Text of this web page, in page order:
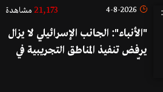
4-8-2026
21,173مشاهدة
"الأنباء": الجانب الإسرائيلي لا يزال
يرفض تنفيذ المناطق التجريبية في